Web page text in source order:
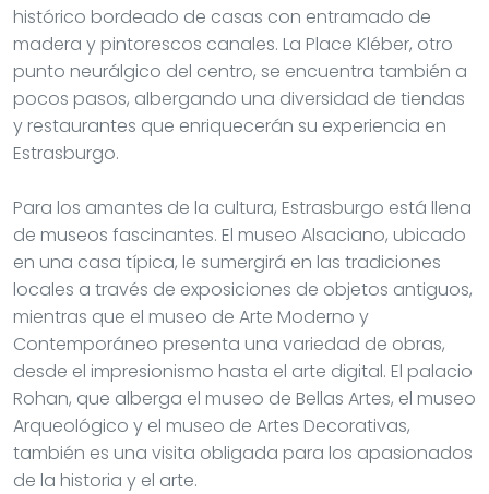
histórico bordeado de casas con entramado de
madera y pintorescos canales. La Place Kléber, otro
punto neurálgico del centro, se encuentra también a
pocos pasos, albergando una diversidad de tiendas
y restaurantes que enriquecerán su experiencia en
Estrasburgo.
Para los amantes de la cultura, Estrasburgo está llena
de museos fascinantes. El museo Alsaciano, ubicado
en una casa típica, le sumergirá en las tradiciones
locales a través de exposiciones de objetos antiguos,
mientras que el museo de Arte Moderno y
Contemporáneo presenta una variedad de obras,
desde el impresionismo hasta el arte digital. El palacio
Rohan, que alberga el museo de Bellas Artes, el museo
Arqueológico y el museo de Artes Decorativas,
también es una visita obligada para los apasionados
de la historia y el arte.